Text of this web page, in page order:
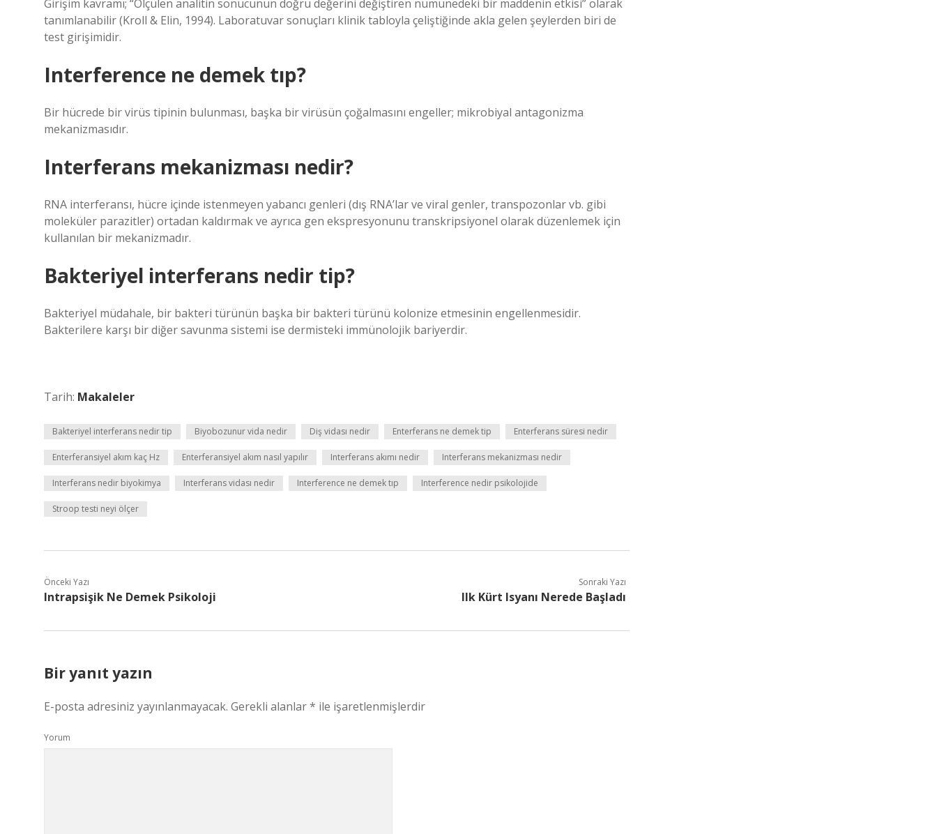
Girişim kavramı; “Ölçülen analitin sonucunun doğru değerini değiştiren numunedeki bir maddenin etkisi” olarak
tanımlanabilir (Kroll & Elin, 1994). Laboratuvar sonuçları klinik tabloyla çeliştiğinde akla gelen şeylerden biri de
test girişimidir.
Interference ne demek tıp?
Bir hücrede bir virüs tipinin bulunması, başka bir virüsün çoğalmasını engeller; mikrobiyal antagonizma
mekanizmasıdır.
Interferans mekanizması nedir?
RNA interferansı, hücre içinde istenmeyen yabancı genleri (dış RNA’lar ve viral genler, transpozonlar vb. gibi
moleküler parazitler) ortadan kaldırmak ve ayrıca gen ekspresyonunu transkripsiyonel olarak düzenlemek için
kullanılan bir mekanizmadır.
Bakteriyel interferans nedir tip?
Bakteriyel müdahale, bir bakteri türünün başka bir bakteri türünü kolonize etmesinin engellenmesidir.
Bakterilere karşı bir diğer savunma sistemi ise dermisteki immünolojik bariyerdir.
Tarih: Makaleler
Bakteriyel interferans nedir tip Biyobozunur vida nedir Diş vidası nedir Enterferans ne demek tip Enterferans süresi nedir
Enterferansiyel akım kaç Hz Enterferansiyel akım nasıl yapılır Interferans akımı nedir Interferans mekanizması nedir
Interferans nedir biyokimya Interferans vidası nedir Interference ne demek tıp Interference nedir psikolojide
Stroop testi neyi ölçer
Önceki Yazı
Intrapsişik Ne Demek Psikoloji
Sonraki Yazı
Ilk Kürt Isyanı Nerede Başladı
Bir yanıt yazın
E-posta adresiniz yayınlanmayacak. Gerekli alanlar* ile işaretlenmişlerdir
Yorum